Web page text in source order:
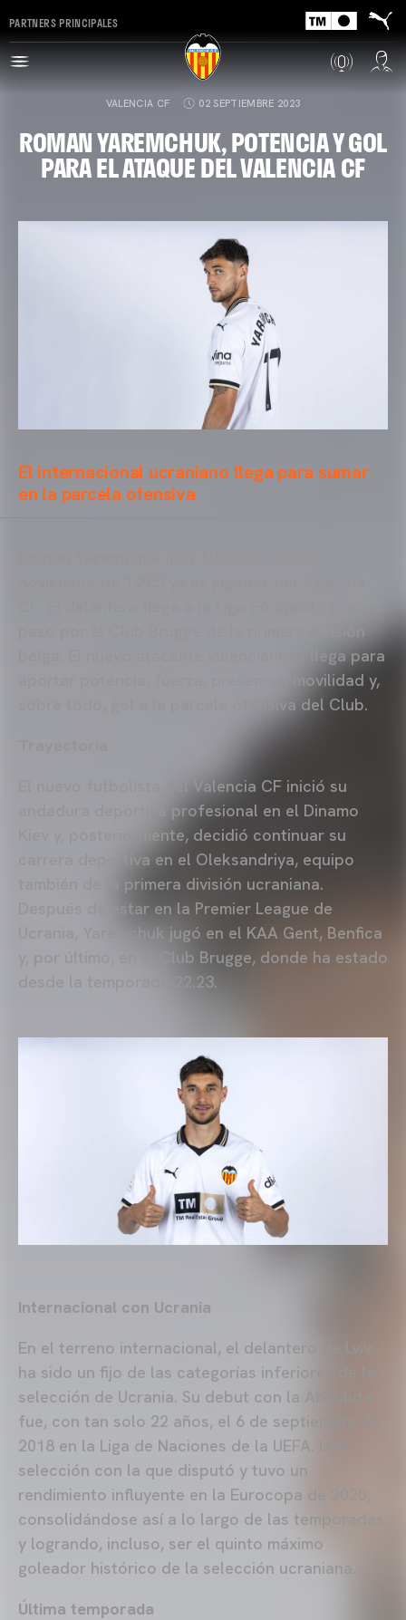
PARTNERS PRINCIPALES
VALENCIA CF 02 SEPTIEMBRE 2023
ROMAN YAREMCHUK, POTENCIA Y GOL
PARA EL ATAQUE DEL VALENCIA CF
El internacional ucraniano llega para sumar
en la parcela ofensiva
belga. El nuevo atacante valencianista llega para
aportar potencia, fuerza, presencia, movilidad y,
sobre todo, gol a la parcela ofensiva del Club.
El nuevo futbolista del Valencia CF inició su
andadura deportiva profesional en el Dinamo
Kiev y, posteriormente, decidió continuar su
carrera deportiva en el Oleksandriya, equipo
también de la primera división ucraniana.
Después de estar en la Premier League de
Ucrania, Yaremchuk jugó en el KAA Gent, Benfica
y, por último, en el Club Brugge, donde ha estado
desde la temporada 22.23.
Internacional con Ucrania
En el terreno internacional, el delantero de Lviv
ha sido un fijo de las categorías inferiores de la
selección de Ucrania. Su debut con la Absoluta
fue, con tan solo 22 años, el 6 de septiembre de
2018 en la Liga de Naciones de la UEFA. Una
selección con la que disputó y tuvo un
rendimiento influyente en la Eurocopa de 2020,
consolidándose así a lo largo de las temporadas
y logrando, incluso, ser el quinto máximo
goleador histórico de la selección ucraniana.
Última temporada